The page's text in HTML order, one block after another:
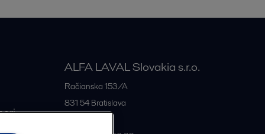
ALFA LAVAL Slovakia s.r.o.
Račianska 153/A
831 54 Bratislava